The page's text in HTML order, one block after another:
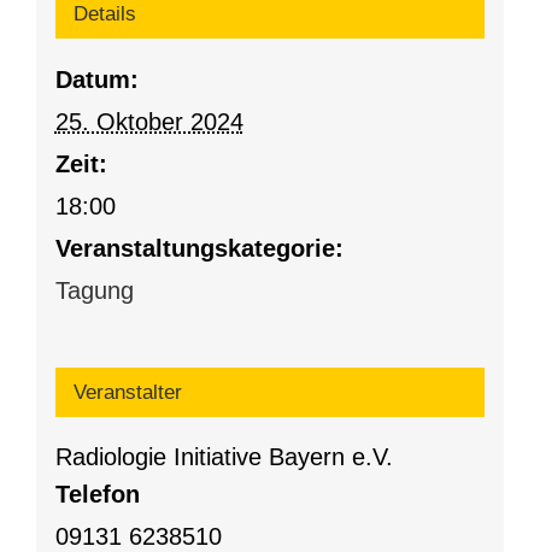
Details
Datum:
25. Oktober 2024
Zeit:
18:00
Veranstaltungskategorie:
Tagung
Veranstalter
Radiologie Initiative Bayern e.V.
Telefon
09131 6238510